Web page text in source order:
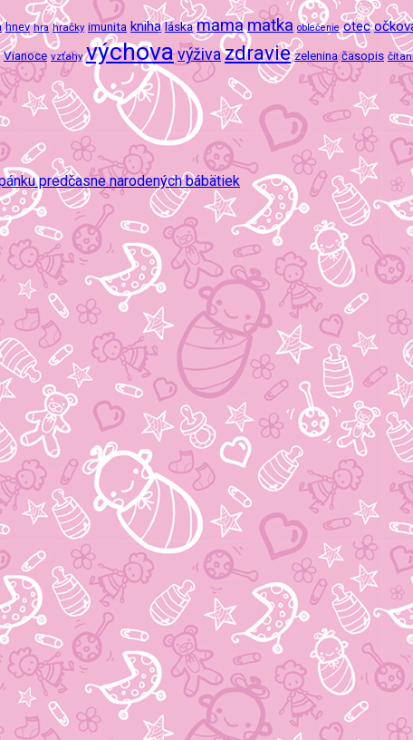
hnev hra hračky imunita kniha láska mamamatka oblečenie otec
Vianoce vzťahy výchovavýživazdravie zelenina časopis
predčasne narodených bábätiek